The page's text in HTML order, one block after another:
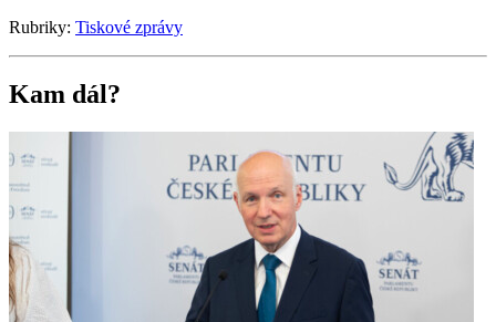
Rubriky: Tiskové zprávy
Kam dál?